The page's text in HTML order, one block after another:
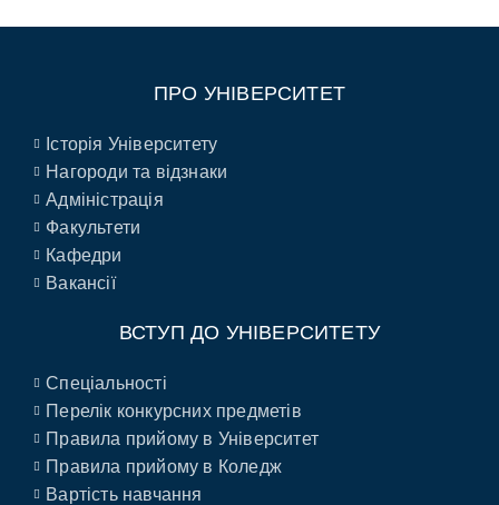
ПРО УНІВЕРСИТЕТ
Історія Університету
Нагороди та відзнаки
Адміністрація
Факультети
Кафедри
Вакансії
ВСТУП ДО УНІВЕРСИТЕТУ
Спеціальності
Перелік конкурсних предметів
Правила прийому в Університет
Правила прийому в Коледж
Вартість навчання